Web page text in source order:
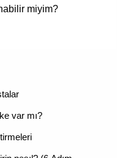
miyim?
var mı?